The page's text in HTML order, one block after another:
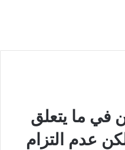
في ما يتعلق
عدم التزام